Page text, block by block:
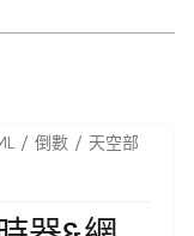
倒數
天空部